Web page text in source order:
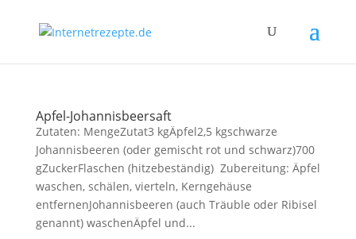
Apfel-Johannisbeersaft
Zutaten: MengeZutat3 kgÄpfel2,5 kgschwarze
Johannisbeeren (oder gemischt rot und schwarz)700
gZuckerFlaschen (hitzebeständig) Zubereitung: Äpfel
waschen, schälen, vierteln, Kerngehäuse
entfernenJohannisbeeren (auch Träuble oder Ribisel
genannt) waschenÄpfel und...